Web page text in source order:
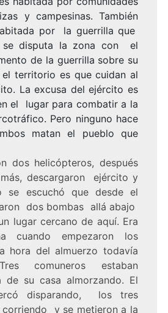
y campesinas. También
por la guerrilla que
se disputa la zona con el
de la guerrilla sobre su
el territorio es que cuidan al
La excusa del ejército es
el lugar para combatir a la
Pero ninguno hace
matan el pueblo que
dos helicópteros, después
descargaron ejército y
se escuchó que desde el
dos bombas allá abajo
lugar cercano de aquí. Era
cuando empezaron los
hora del almuerzo todavía
comuneros estaban
de su casa almorzando. El
disparando, los tres
corriendo y se metieron a la